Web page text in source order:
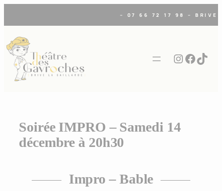
contenu
– 07 66 72 17 98 – BRIVE
Soirée IMPRO – Samedi 14
décembre à 20h30
Impro – Bable